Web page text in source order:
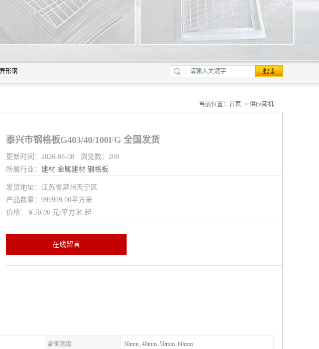
常州市格美瑞钢格板有限公司专业生产无锡钢格板、钢格板安装夹、复合钢格板、插接钢格板、平台钢格板、异形钢格板等产品。
当前位置： 首页 -> 供应商机
泰兴市钢格板G403/40/100FG 全国发货
更新时间：2026-08-08 浏览数：200
所属行业： 建材 金属建材 钢格板
发货地址：江苏省常州天宁区
产品数量：999999.00平方米
价格：￥ 58.00 元/平方米 起
在线留言
扁钢宽度 30mm ,40mm ,50mm ,60mm